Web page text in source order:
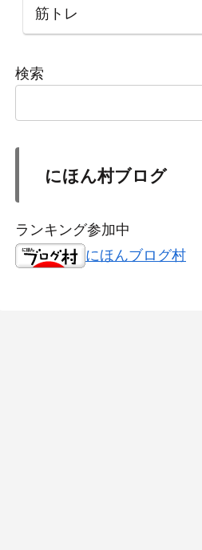
筋トレ
検索
にほん村ブログ
ランキング参加中
にほんブログ村